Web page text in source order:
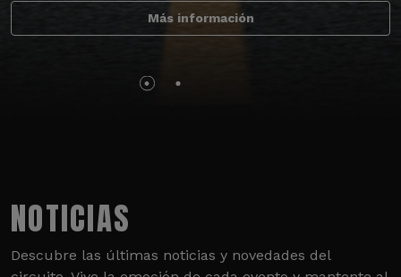
Más información
NOTICIAS
Descubre las últimas noticias y novedades del